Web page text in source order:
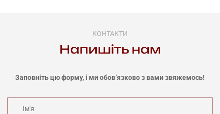
КОНТАКТИ
Напишіть нам
Заповніть цю форму, і ми обов’язково з вами звяжемось!